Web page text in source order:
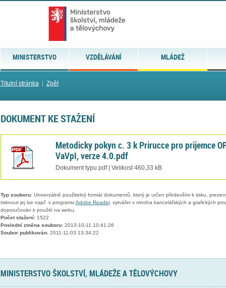
MINISTERSTVO VZDĚLÁVÁNÍ MLÁDEŽ
Titulní stránka| Zpět
DOKUMENT KE STAŽENÍ
Metodicky pokyn c. 3 k Prirucce pro prijemce
VaVpI, verze 4.0.pdf
Dokument typu pdf | Velikost 460,33 kB
Typ souboru:Univerzálně použitelný formát dokumentů, který je určen především k tisku,
tisknout jej lze např. v programu Adobe Reader, vytvářet v mnoha kancelářských a grafických
doporučován k použití na webu.
Počet stažení:1522
Poslední změna souboru:2013-10-11 10:41:26
Soubor publikován:2011-11-03 13:34:22
MINISTERSTVO ŠKOLSTVÍ, MLÁDEŽE A TĚLOVÝCHOVY